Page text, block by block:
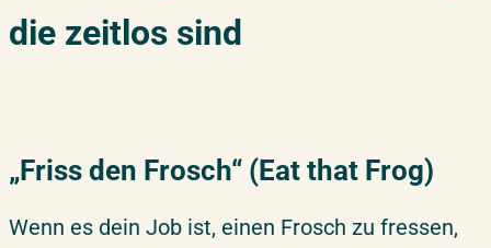
die zeitlos sind
„Friss den Frosch“ (Eat that Frog)
Wenn es dein Job ist, einen Frosch zu fressen,